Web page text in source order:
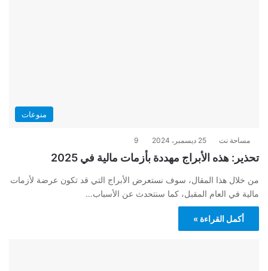
منوعات
مساحة نت 25 ديسمبر، 2024 9
تحذير: هذه الأبراج مهددة بأزمات مالية في 2025
من خلال هذا المقال، سوف نستعرض الأبراج التي قد تكون عرضة لأزمات
مالية في العام المقبل، كما سنتحدث عن الأسباب…
أكمل القراءة »